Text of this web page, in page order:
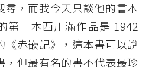
尋，而我今天只談他的書本
第一本西川滿作品是 1942
《赤嵌記》，這本書可以說
，但最有名的書不代表最珍